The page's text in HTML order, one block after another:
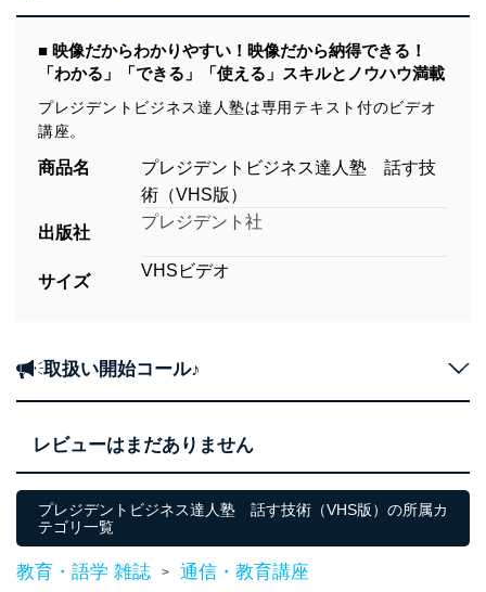
■ 映像だからわかりやすい！映像だから納得できる！
「わかる」「できる」「使える」スキルとノウハウ満載
プレジデントビジネス達人塾は専用テキスト付のビデオ
講座。
商品名
プレジデントビジネス達人塾 話す技
術（VHS版）
出版社
プレジデント社
サイズ
VHSビデオ
取扱い開始コール♪
レビューはまだありません
プレジデントビジネス達人塾 話す技術（VHS版）の所属カ
テゴリ一覧
教育・語学 雑誌 > 通信・教育講座